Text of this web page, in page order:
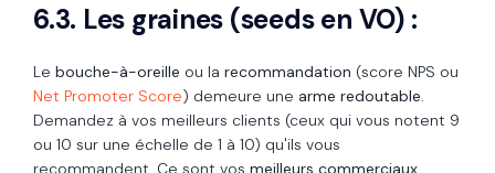
6.3. Les graines (seeds en VO) :
Le bouche-à-oreille ou la recommandation (score NPS ou
Net Promoter Score) demeure une arme redoutable.
Demandez à vos meilleurs clients (ceux qui vous notent 9
ou 10 sur une échelle de 1 à 10) qu'ils vous
recommandent. Ce sont vos meilleurs commerciaux.